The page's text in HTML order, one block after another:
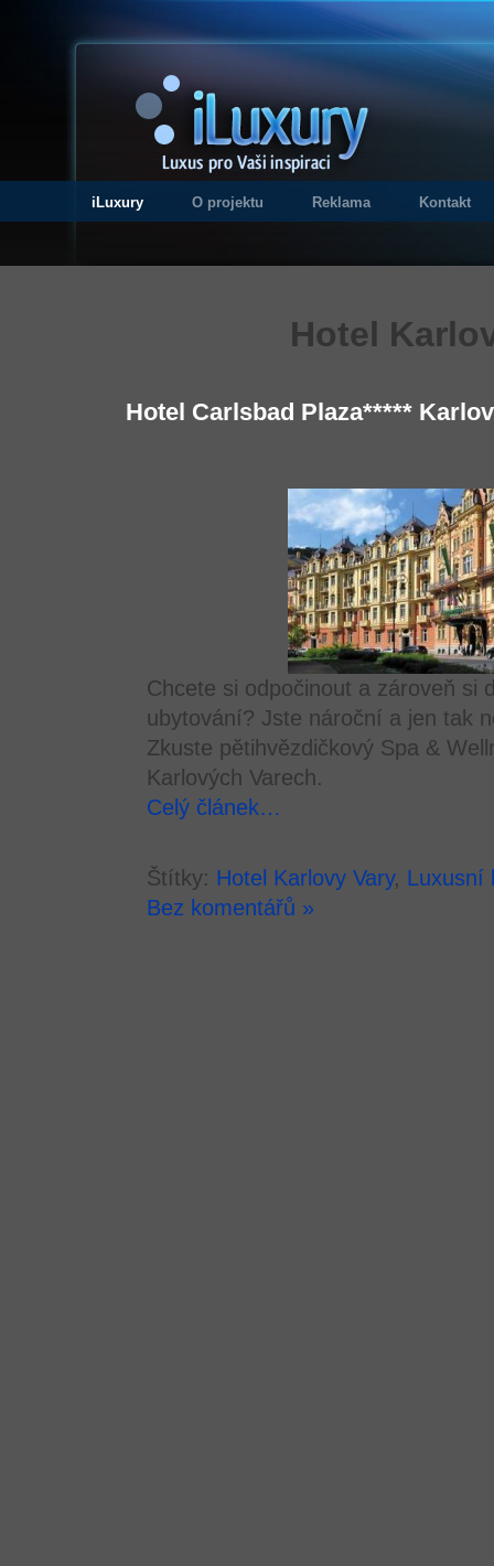
iLuxury O projektu Reklama Kontakt
Hotel
Hotel Carlsbad Plaza*****
Chcete si odpočinout a zároveň si
ubytování? Jste nároční a jen tak
Zkuste pětihvězdičkový Spa &
Karlových Varech.
Celý článek…
Štítky: Hotel Karlovy Vary, Luxusní
Bez komentářů »